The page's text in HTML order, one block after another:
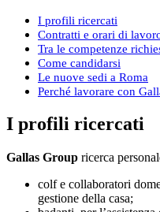
I profili ricercati
Contratti e orari di
Tra le competenze
Come candidarsi
Le nuove sedi a Roma
Perché lavorare con
I profili ricercati
Gallas Group ricerca
colf e collaboratori
gestione della casa;